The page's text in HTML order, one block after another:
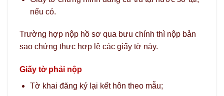
nếu có.
Trường hợp nộp hồ sơ qua bưu chính thì nộp bản
sao chứng thực hợp lệ các giấy tờ này.
Giấy tờ phải nộp
Tờ khai đăng ký lại kết hôn theo mẫu;